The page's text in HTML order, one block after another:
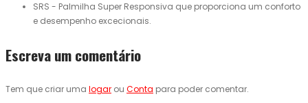
SRS - Palmilha Super Responsiva que proporciona um conforto
e desempenho excecionais.
Escreva um comentário
Tem que criar uma logar ou Conta para poder comentar.